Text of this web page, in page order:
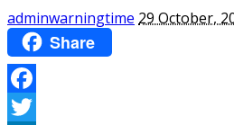
adminwarningtime 29 October,
Share
Facebook